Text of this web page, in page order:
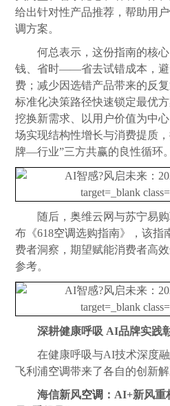
给出针对性产品推荐，帮助用
调方案。
何总表示，这份指南的核
钱、省时――省去试错成本，避
费；减少因选错产品带来的反
标准化决策路径快速锁定最优
挖换新需求、以用户价值为中心
场实现结构性增长与消费提质
牌―行业”三方共赢的良性循环。
随后，奥维云网与苏宁易
布《618空调选购指南》，该指
费者洞察，期望赋能消费者高
参考。
深耕健康呼吸 AI品牌实践
在健康呼吸与AI技术深度
飞利浦空调带来了各自的创新解
海信新风空调 ：AI+新风